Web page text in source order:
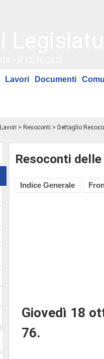
Lavori Documenti
Lavori > Resoconti > Dettaglio
Resoconti
Indice Generale
Giovedì 18
76.